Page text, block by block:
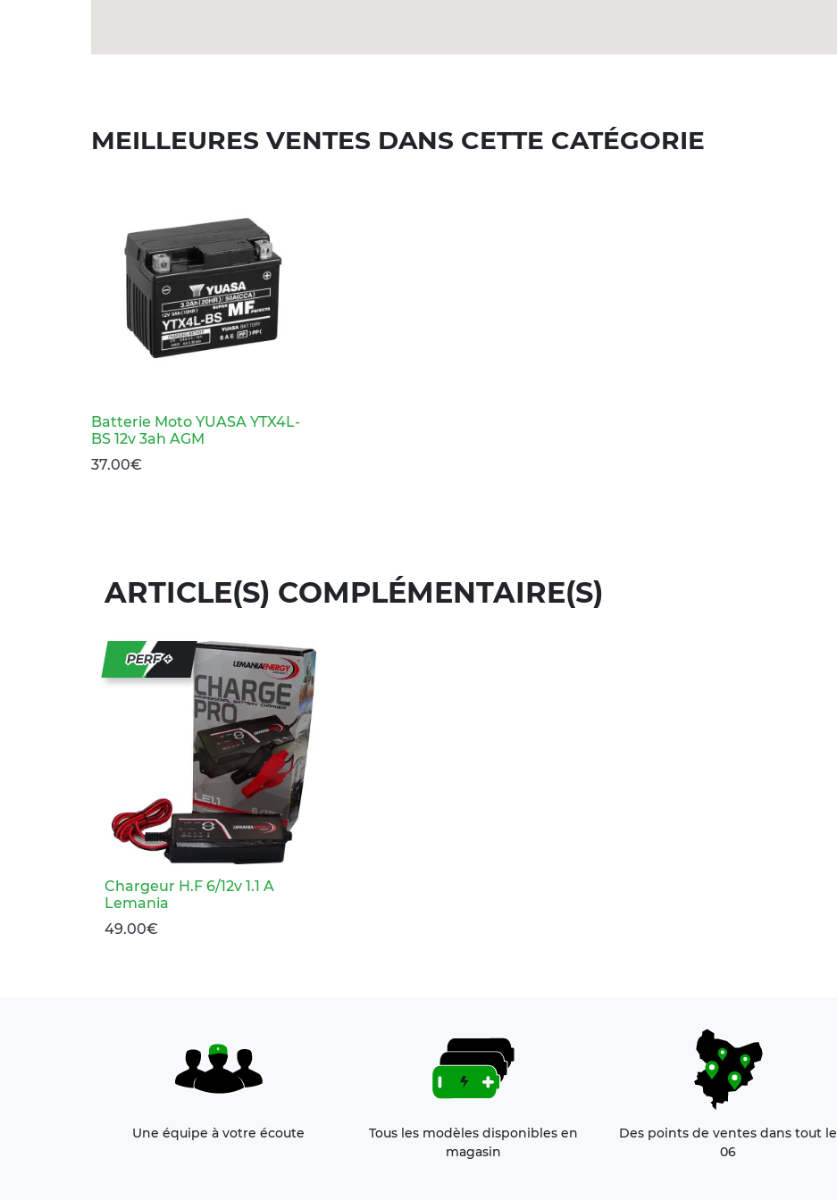
MEILLEURES VENTES DANS CETTE CATÉGORIE
Batterie Moto YUASA YTX4L-
BS 12v 3ah AGM
37.00€
ARTICLE(S) COMPLÉMENTAIRE(S)
Chargeur H.F 6/12v 1.1 A
Lemania
49.00€
Une équipe à votre écoute
Tous les modèles disponibles en
magasin
Des points de ventes dans tout le
06